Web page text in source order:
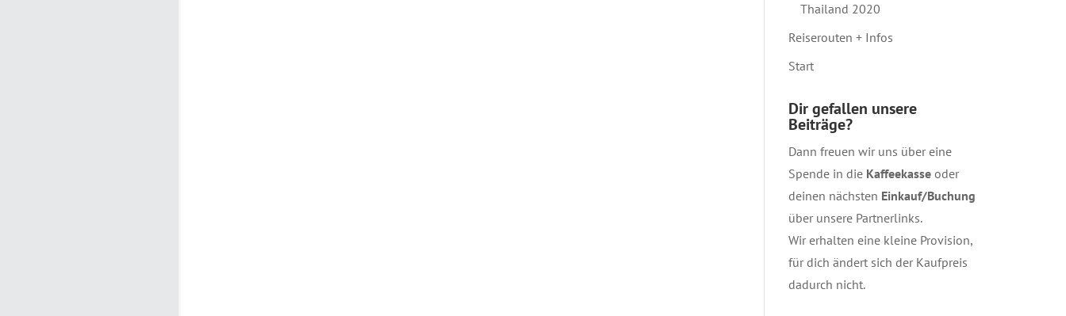
Thailand 2020
Reiserouten + Infos
Start
Dir gefallen unsere
Beiträge?
Dann freuen wir uns über eine
Spende in die Kaffeekasseoder
deinen nächsten Einkauf/Buchung
über unsere Partnerlinks.
Wir erhalten eine kleine Provision,
für dich ändert sich der Kaufpreis
dadurch nicht.